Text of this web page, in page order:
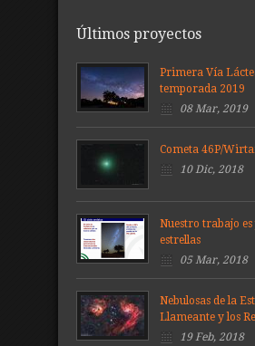
Últimos proyectos
Primera Vía
temporada 2019
08 Mar, 2019
Cometa 46P/
10 Dic, 2018
Nuestro trabajo
estrellas
05 Mar, 2018
Nebulosas de la
Llameante y los
19 Feb, 2018